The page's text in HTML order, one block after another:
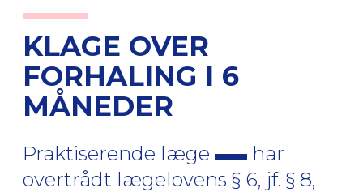
KLAGE OVER
FORHALING I 6
MÅNEDER
Praktiserende læge
har
overtrådt lægelovens § 6, jf. § 8,